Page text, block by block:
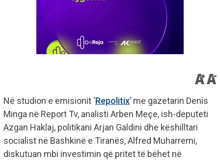
Në studion e emisionit ‘Repolitix’ me gazetarin Denis
Minga në Report Tv, analisti Arben Meçe, ish-deputeti
Azgan Haklaj, politikani Arjan Galdini dhe këshilltari
socialist në Bashkinë e Tiranës, Alfred Muharremi,
diskutuan mbi investimin që pritet të bëhet në